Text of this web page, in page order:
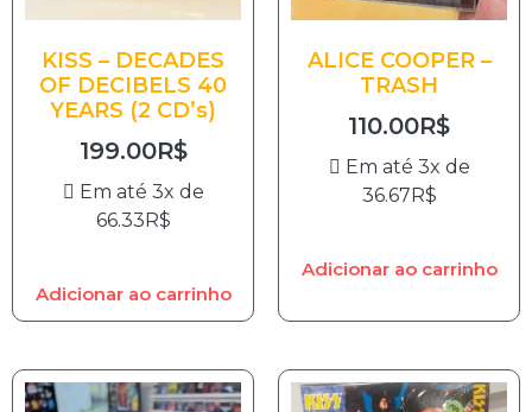
KISS – DECADES
OF DECIBELS 40
YEARS (2 CD’s)
199.00R$
Em até 3x de
66.33R$
Adicionar ao carrinho
ALICE COOPER –
TRASH
110.00R$
Em até 3x de
36.67R$
Adicionar ao carrinho